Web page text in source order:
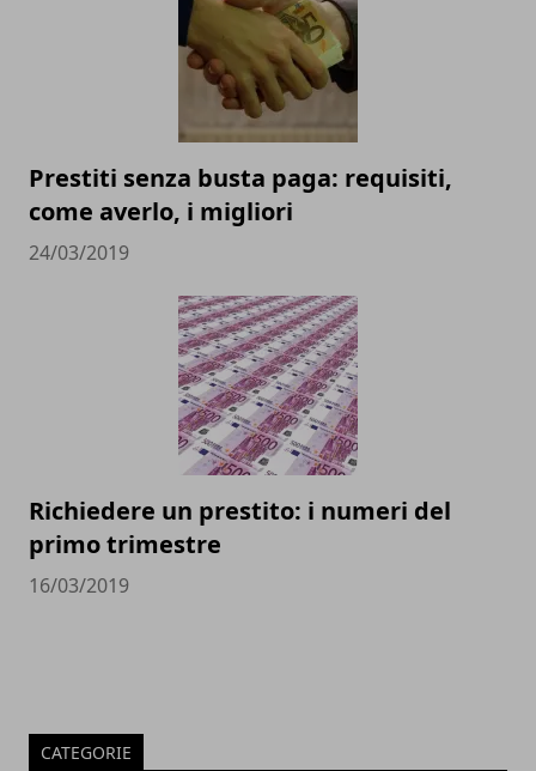
Prestiti senza busta paga: requisiti,
come averlo, i migliori
24/03/2019
Richiedere un prestito: i numeri del
primo trimestre
16/03/2019
CATEGORIE